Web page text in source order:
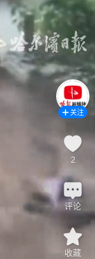
关注
2
评论
收藏